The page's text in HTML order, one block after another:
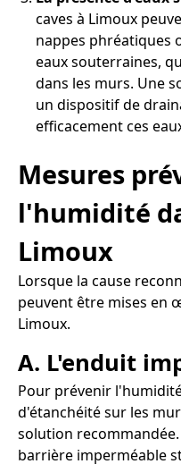
caves à Limoux
nappes phréatiques
eaux souterraines,
dans les murs. Une
un dispositif de
efficacement ces
Mesures
l'humidité
Limoux
Lorsque la cause
peuvent être mises en
Limoux.
A. L'enduit
Pour prévenir
d'étanchéité sur les
solution
barrière imperméable